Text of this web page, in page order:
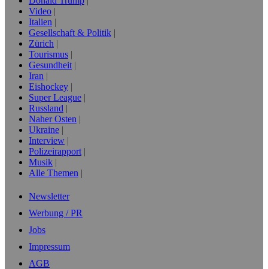
Video
Italien
Gesellschaft & Politik
Zürich
Tourismus
Gesundheit
Iran
Eishockey
Super League
Russland
Naher Osten
Ukraine
Interview
Polizeirapport
Musik
Alle Themen
Newsletter
Werbung / PR
Jobs
Impressum
AGB